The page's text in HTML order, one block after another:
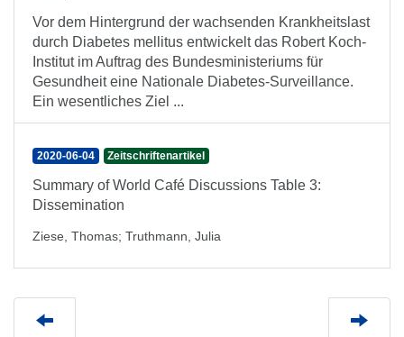
Vor dem Hintergrund der wachsenden Krankheitslast
durch Diabetes mellitus entwickelt das Robert Koch-
Institut im Auftrag des Bundesministeriums für
Gesundheit eine Nationale Diabetes-Surveillance.
Ein wesentliches Ziel ...
2020-06-04 Zeitschriftenartikel
Summary of World Café Discussions Table 3:
Dissemination
Ziese, Thomas; Truthmann, Julia